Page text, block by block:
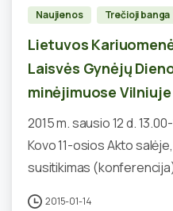
Naujienos Trečioji banga
Lietuvos
Laisvės Gynėjų
minėjimuose Vilniuje
2015 m. sausio 12 d.
Kovo 11-osios Akto
susitikimas
2015-01-14